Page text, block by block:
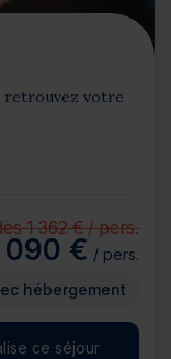
retrouvez votre
1 362 € / pers.
090 € / pers.
hébergement
ce séjour